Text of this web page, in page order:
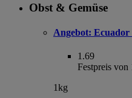
Obst & Gemüse
Angebot:
1.69
Festpreis von
1kg